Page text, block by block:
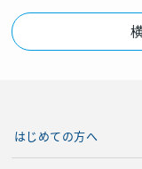
はじめての方へ